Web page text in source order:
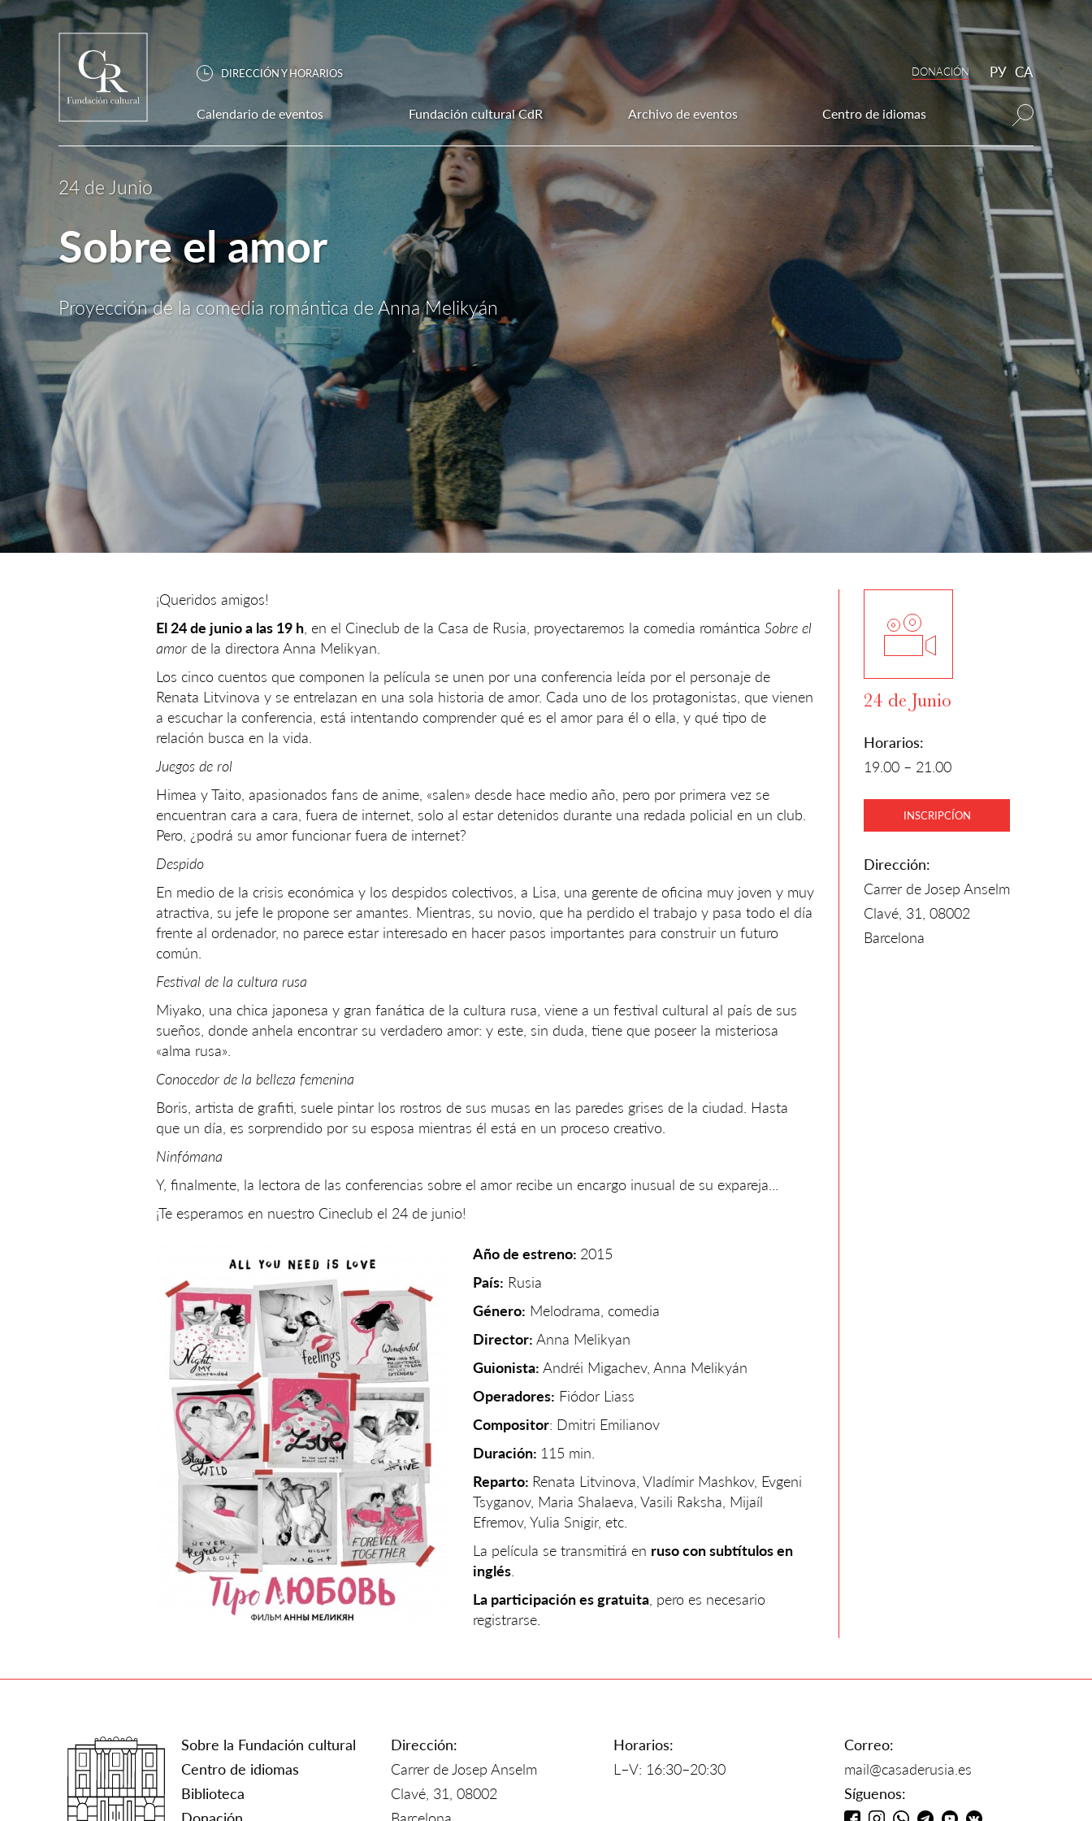
DIRECCIÓN Y HORARIOS DONAСIÓN РУ CA
Calendario de eventos Fundación cultural CdR Archivo de eventos Centro de idiomas
24 de Junio
Sobre el amor
Proyección de la comedia romántica de Anna Melikyán
¡Queridos amigos!
El 24 de junio a las 19 h , en el Cineclub de la Casa de Rusia, proyectaremos la comedia romántica Sobre el
amor de la directora Anna Melikyan.
Los cinco cuentos que componen la película se unen por una conferencia leída por el personaje de
Renata Litvinova y se entrelazan en una sola historia de amor. Cada uno de los protagonistas, que vienen
a escuchar la conferencia, está intentando comprender qué es el amor para él o ella, y qué tipo de
relación busca en la vida.
Juegos de rol
Himea y Taito, apasionados fans de anime, «salen» desde hace medio año, pero por primera vez se
encuentran cara a cara, fuera de internet, solo al estar detenidos durante una redada policial en un club.
Pero, ¿podrá su amor funcionar fuera de internet?
Despido
En medio de la crisis económica y los despidos colectivos, a Lisa, una gerente de oficina muy joven y muy
atractiva, su jefe le propone ser amantes. Mientras, su novio, que ha perdido el trabajo y pasa todo el día
frente al ordenador, no parece estar interesado en hacer pasos importantes para construir un futuro
común.
Festival de la cultura rusa
Miyako, una chica japonesa y gran fanática de la cultura rusa, viene a un festival cultural al país de sus
sueños, donde anhela encontrar su verdadero amor: y este, sin duda, tiene que poseer la misteriosa
«alma rusa».
Conocedor de la belleza femenina
Boris, artista de grafiti, suele pintar los rostros de sus musas en las paredes grises de la ciudad. Hasta
que un día, es sorprendido por su esposa mientras él está en un proceso creativo.
Ninfómana
Y, finalmente, la lectora de las conferencias sobre el amor recibe un encargo inusual de su expareja...
¡Te esperamos en nuestro Cineclub el 24 de junio!
Año de estreno: 2015
País: Rusia
Género: Melodrama, comedia
Director: Anna Melikyan
Guionista: Andréi Migachev, Anna Melikyán
Operadores: Fiódor Liass
Compositor: Dmitri Emilianov
Duración: 115 min.
Reparto: Renata Litvinova, Vladímir Mashkov, Evgeni
Tsyganov, Maria Shalaeva, Vasili Raksha, Mijaíl
Efremov, Yulia Snigir, etc.
La película se transmitirá en ruso con subtítulos en
inglés
La participación es gratuita , pero es necesario
registrarse.
24 de Junio
Horarios:
19.00 – 21.00
INSCRIPCÍON
Dirección:
Carrer de Josep Anselm
Clavé, 31, 08002
Barcelona
Sobre la Fundación cultural
Centro de idiomas
Biblioteca
Dirección:
Carrer de Josep Anselm
Clavé, 31, 08002
Horarios:
L–V: 16:30–20:30
Correo:
mail@casaderusia.es
Síguenos: